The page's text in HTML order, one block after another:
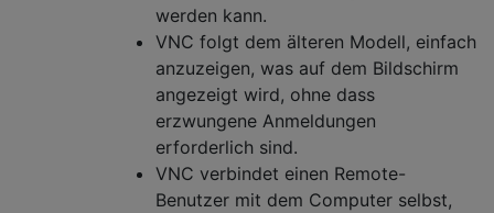
werden kann.
VNC folgt dem älteren Modell, einfach
anzuzeigen, was auf dem Bildschirm
angezeigt wird, ohne dass
erzwungene Anmeldungen
erforderlich sind.
VNC verbindet einen Remote-
Benutzer mit dem Computer selbst,